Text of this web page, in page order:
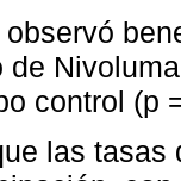
de
control (p
las